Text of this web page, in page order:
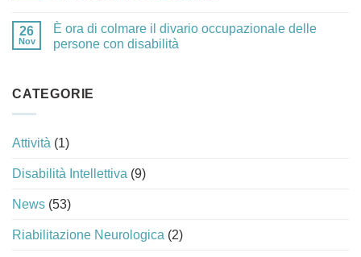
26
Nov
È ora di colmare il divario occupazionale delle
persone con disabilità
CATEGORIE
Attività (1)
Disabilità Intellettiva (9)
News (53)
Riabilitazione Neurologica (2)